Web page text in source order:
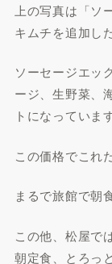
上の写真は「ソ
キムチを追加し
ソーセージエッ
ージ、生野菜、
トになっています
この価格でこれ
まるで旅館で朝
この他、松屋で
朝定食、とろっ